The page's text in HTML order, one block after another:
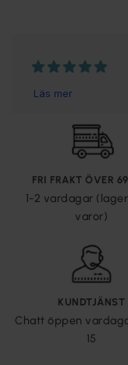
FRI FRAKT ÖVER
1-2 vardagar
varor)
KUNDTJÄNST
Chatt öppen
15